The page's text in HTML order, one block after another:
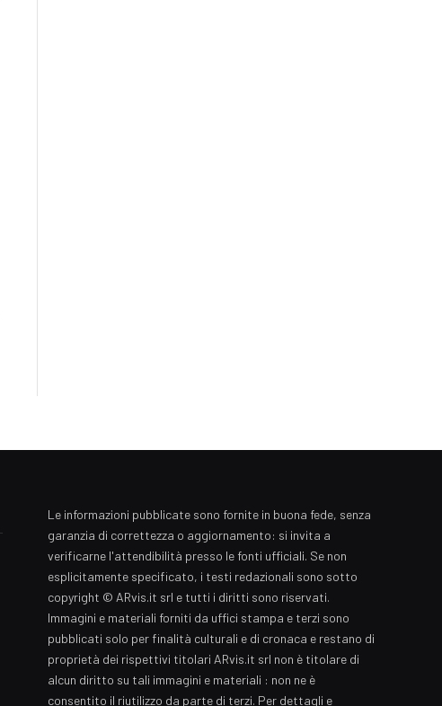
Le informazioni pubblicate sono fornite in buona fede, senza
garanzia di correttezza o aggiornamento: si invita a
verificarne l'attendibilità presso le fonti ufficiali. Se non
esplicitamente specificato, i testi redazionali sono sotto
copyright © ARvis.it srl e tutti i diritti sono riservati.
Immagini e materiali forniti da uffici stampa e terzi sono
pubblicati solo per finalità culturali e di cronaca e restano di
proprietà dei rispettivi titolari ARvis.it srl non è titolare di
alcun diritto su tali immagini e materiali : non ne è
consentito il riutilizzo da parte di terzi. Per dettagli e